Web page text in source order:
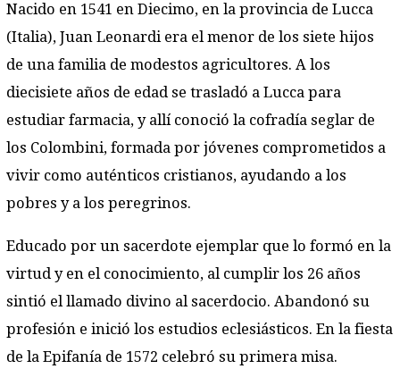
Nacido en 1541 en Diecimo, en la provincia de Lucca
(Italia), Juan Leonardi era el menor de los siete hijos
de una familia de modestos agricultores. A los
diecisiete años de edad se trasladó a Lucca para
estudiar farmacia, y allí conoció la cofradía seglar de
los Colombini, formada por jóvenes comprometidos a
vivir como auténticos cristianos, ayudando a los
pobres y a los peregrinos.
Educado por un sacerdote ejemplar que lo formó en la
virtud y en el conocimiento, al cumplir los 26 años
sintió el llamado divino al sacerdocio. Abandonó su
profesión e inició los estudios eclesiásticos. En la fiesta
de la Epifanía de 1572 celebró su primera misa.